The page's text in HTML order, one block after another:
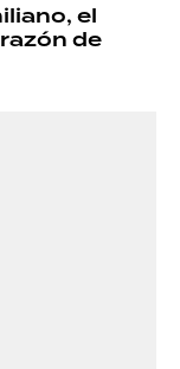
el
de